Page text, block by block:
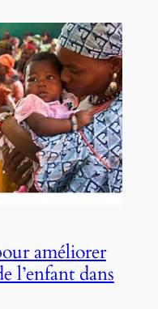
améliorer
l’enfant dans